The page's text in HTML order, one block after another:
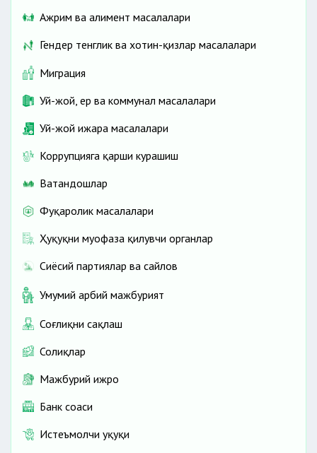
Ажрим ва алимент масалалари
Гендер тенглик ва хотин-қизлар масалалари
Миграция
Уй-жой, ер ва коммунал масалалари
Уй-жой ижара масалалари
Коррупцияга қарши курашиш
Ватандошлар
Фуқаролик масалалари
Ҳуқуқни муҳофаза қилувчи органлар
Сиёсий партиялар ва сайлов
Умумий ҳарбий мажбурият
Соғлиқни сақлаш
Солиқлар
Мажбурий ижро
Банк соҳаси
Истеъмолчи ҳуқуқи